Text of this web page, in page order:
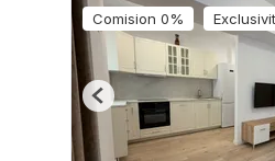
Comision 0%
Previous